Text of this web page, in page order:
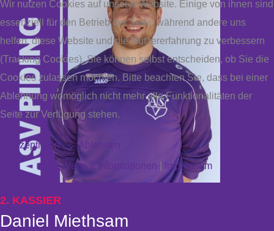
2. KASSIER
Daniel Miethsam
Wir nutzen Cookies auf unserer Website. Einige von ihnen sind
essenziell für den Betrieb der Seite, während andere uns
helfen, diese Website und die Nutzererfahrung zu verbessern
(Tracking Cookies). Sie können selbst entscheiden, ob Sie die
Cookies zulassen möchten. Bitte beachten Sie, dass bei einer
Ablehnung womöglich nicht mehr alle Funktionalitäten der
Seite zur Verfügung stehen.
Akzeptieren
Ablehnen
Weitere Informationen
Impressum